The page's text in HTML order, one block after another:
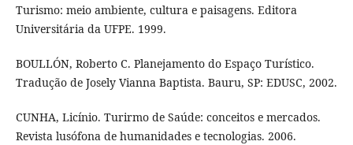
Turismo: meio ambiente, cultura e paisagens. Editora
Universitária da UFPE. 1999.
BOULLÓN, Roberto C. Planejamento do Espaço Turístico.
Tradução de Josely Vianna Baptista. Bauru, SP: EDUSC, 2002.
CUNHA, Licínio. Turirmo de Saúde: conceitos e mercados.
Revista lusófona de humanidades e tecnologias. 2006.